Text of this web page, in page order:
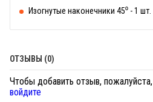
Изогнутые наконечники 45⁰ - 1 шт.
ОТЗЫВЫ (0)
Чтобы добавить отзыв, пожалуйста,
войдите